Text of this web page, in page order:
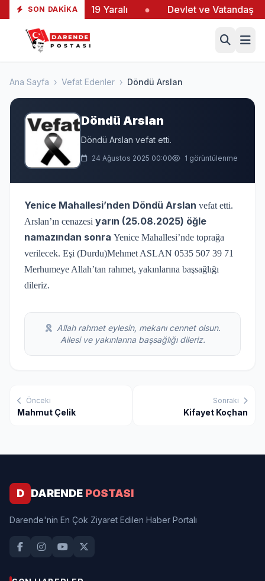
SON DAKIKA
Yangında 19 Yaralı Devlet ve Vatandaş El
Ana Sayfa › Vefat Edenler › Döndü Arslan
Döndü Arslan
Döndü Arslan vefat etti.
24 Ağustos 2025 00:00 1 görüntülenme
Yenice Mahallesi’nden Döndü Arslan vefat etti.
Arslan’ın cenazesi yarın (25.08.2025) öğle
namazından sonra Yenice Mahallesi’nde toprağa
verilecek. Eşi (Durdu)Mehmet ASLAN 0535 507 39 71
Merhumeye Allah’tan rahmet, yakınlarına başsağlığı
dileriz.
Allah rahmet eylesin, mekanı cennet olsun.
Ailesi ve yakınlarına başsağlığı dileriz.
Önceki
Mahmut Çelik
Sonraki
Kifayet Koçhan
D DARENDE POSTASI
Darende'nin En Çok Ziyaret Edilen Haber Portalı